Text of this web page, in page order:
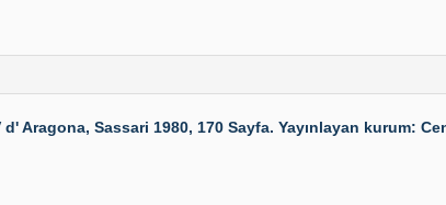
Aragona, Sassari 1980, 170 Sayfa. Yayınlayan kurum: